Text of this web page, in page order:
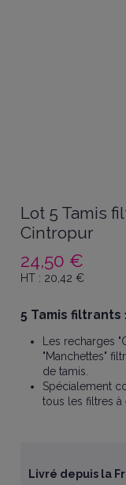
Lot 5 Tamis
Cintropur
24,50 €
HT : 20,42€
5 Tamis filtrants
Les recharges
"Manchettes"
de tamis.
Spécialement
tous les filtres à
Livré depuis la